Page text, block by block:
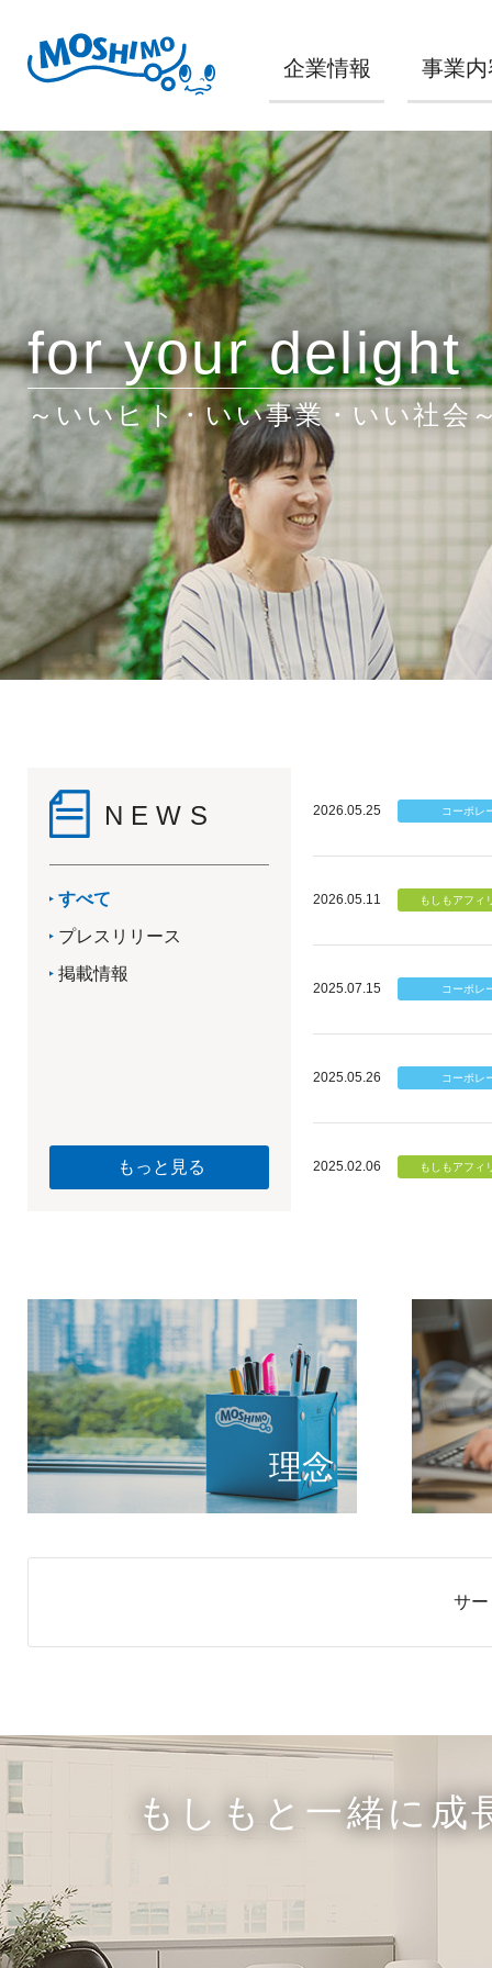
企業情報 事業内
for your delight
～いいヒト・いい事業・いい社会
NEWS
すべて
プレスリリース
掲載情報
もっと見る
2026.05.25
2026.05.11
2025.07.15
2025.05.26
2025.02.06
理念
個のチ
もしもが描く未
サ
もしもと一緒に成